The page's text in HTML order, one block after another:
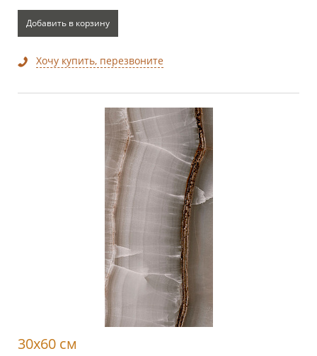
Добавить в корзину
Хочу купить, перезвоните
30x60 см